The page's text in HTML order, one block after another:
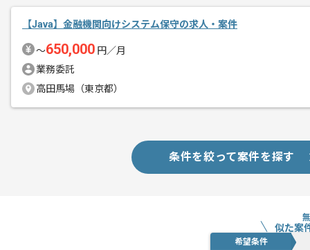
【Java】金融機関向けシステム保守の求人・案件
〜650,000 円／月
業務委託
高田馬場（東京都）
条件を絞って案件を探す
似た案
希望条件